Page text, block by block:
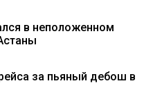
в неположенном
за пьяный дебош в